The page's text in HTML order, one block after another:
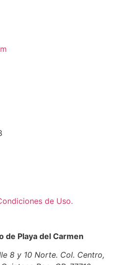
de Uso.
de Playa del Carmen
8 y 10 Norte. Col. Centro,